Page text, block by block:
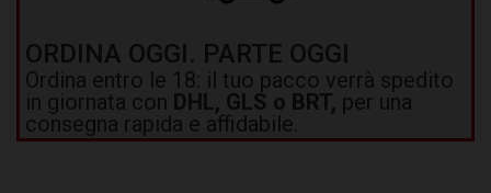
ORDINA OGGI. PARTE OGGI
Ordina entro le 18: il tuo pacco verrà spedito
in giornata con DHL, GLS o BRT, per una
consegna rapida e affidabile.